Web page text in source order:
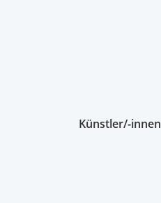
Künstler/-innen